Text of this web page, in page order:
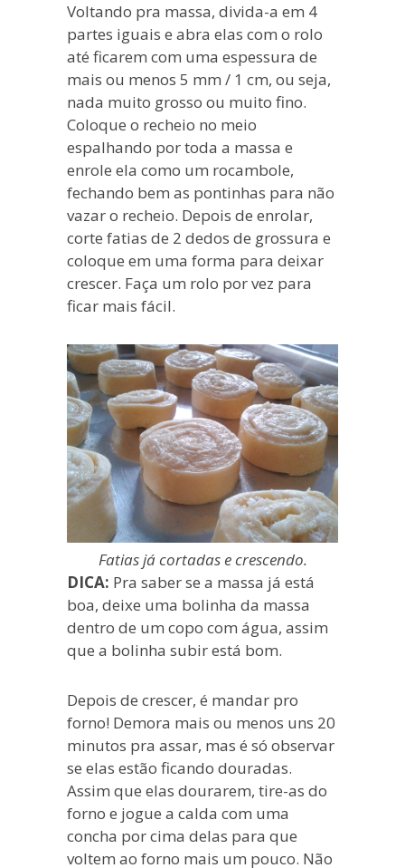
Voltando pra massa, divida-a em 4
partes iguais e abra elas com o rolo
até ficarem com uma espessura de
mais ou menos 5 mm / 1 cm, ou seja,
nada muito grosso ou muito fino.
Coloque o recheio no meio
espalhando por toda a massa e
enrole ela como um rocambole,
fechando bem as pontinhas para não
vazar o recheio. Depois de enrolar,
corte fatias de 2 dedos de grossura e
coloque em uma forma para deixar
crescer. Faça um rolo por vez para
ficar mais fácil.
Fatias já cortadas e crescendo.
DICA: Pra saber se a massa já está
boa, deixe uma bolinha da massa
dentro de um copo com água, assim
que a bolinha subir está bom.
Depois de crescer, é mandar pro
forno! Demora mais ou menos uns 20
minutos pra assar, mas é só observar
se elas estão ficando douradas.
Assim que elas dourarem, tire-as do
forno e jogue a calda com uma
concha por cima delas para que
voltem ao forno mais um pouco. Não